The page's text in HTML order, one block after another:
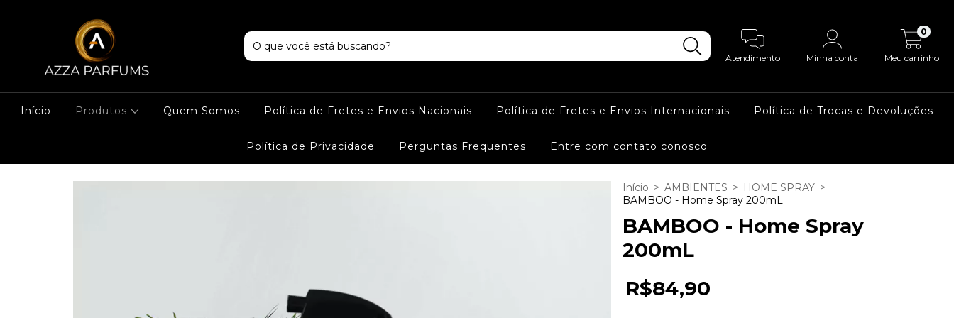
Atendimento Minha conta Meu carrinho
0
Início Produtos Quem Somos Política de Fretes e Envios Nacionais Política de Fretes e Envios Internacionais Política de Trocas e Devoluções
Política de Privacidade Perguntas Frequentes Entre com contato conosco
Início > AMBIENTES > HOME SPRAY >
BAMBOO - Home Spray 200mL
BAMBOO - Home Spray
200mL
R$84,90